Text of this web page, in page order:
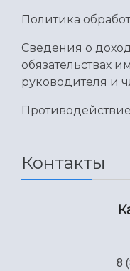
Международный
Сведения об
Официальные
Политика
Сведения о
обязательствах
руководителя и
Контакты
8